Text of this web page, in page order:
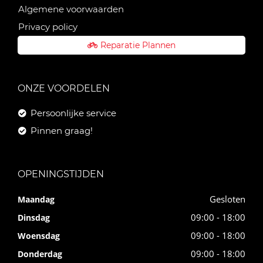
Algemene voorwaarden
Privacy policy
Reparatie Plannen
ONZE VOORDELEN
Persoonlijke service
Pinnen graag!
OPENINGSTIJDEN
Maandag Gesloten
Dinsdag 09:00 - 18:00
Woensdag 09:00 - 18:00
Donderdag 09:00 - 18:00